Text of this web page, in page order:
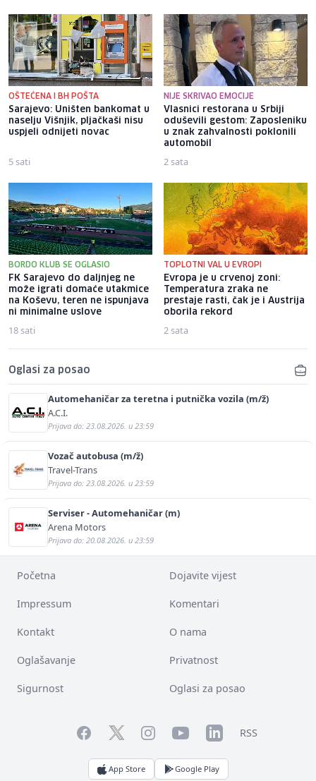
OŠTEĆENA I BH POŠTA
Sarajevo: Uništen bankomat u
naselju Višnjik, pljačkaši nisu
uspjeli odnijeti novac
5 sati
NIJE SKRIVAO EMOCIJE
Vlasnici restorana u Srbiji
oduševili gestom: Zaposleniku
u znak zahvalnosti poklonili
automobil
2 sata
BORDO KLUB SE OGLASIO
FK Sarajevo do daljnjeg ne
može igrati domaće utakmice
na Koševu, teren ne ispunjava
ni minimalne uslove
18 sati
TOPLOTNI VAL U EVROPI
Evropa je u crvenoj zoni:
Temperatura zraka ne
prestaje rasti, čak je i Austrija
oborila rekord
2 sata
Oglasi za posao
Automehaničar za teretna i putnička vozila (m/ž)
A.C.I.
Prijava do: 23.08.2026. u 23:59
Vozač autobusa (m/ž)
Travel-Trans
Prijava do: 23.08.2026. u 23:59
Serviser - Automehaničar (m)
Arena Motors
Prijava do: 20.08.2026. u 23:59
Početna Dojavite vijest
Impressum Komentari
Kontakt O nama
Oglašavanje Privatnost
Sigurnost Oglasi za posao
FacebookTwitterInstagramYouTubeLinkedInRSS
App Store Google Play